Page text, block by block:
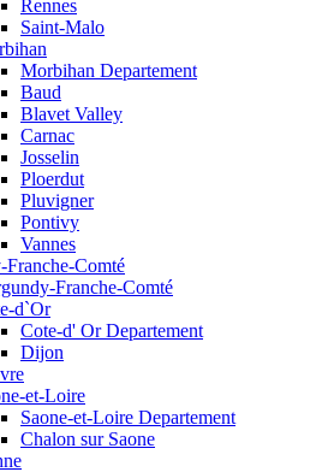
Rennes
Saint-Malo
Morbihan Departement
Baud
Blavet Valley
Carnac
Josselin
Ploerdut
Pluvigner
Pontivy
Vannes
Comté
Franche-Comté
d`Or
Cote-d' Or Departement
Dijon
et-Loire
Saone-et-Loire Departement
Chalon sur Saone